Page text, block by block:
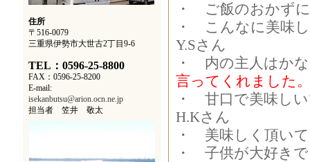
住所
〒516-0079
三重県伊勢市大世古2丁目9-6
TEL：0596-25-8800
FAX：0596-25-8200
E-mail:
isekanbutsu@arion.ocn.ne.jp
担当者 笠井 敬太
・ ご飯のおかず
・ こんなに美味
Y.Sさん
・ 内の主人はか
言ってくれました
・ 甘口で美味し
H.Kさん
・ 美味しく頂い
・ 子供が大好き